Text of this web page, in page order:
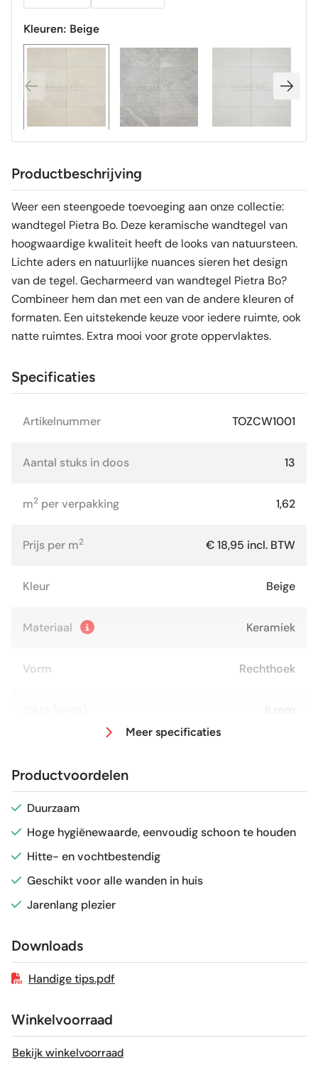
Kleuren: Beige
Productbeschrijving
Weer een steengoede toevoeging aan onze collectie:
wandtegel Pietra Bo. Deze keramische wandtegel van
hoogwaardige kwaliteit heeft de looks van natuursteen.
Lichte aders en natuurlijke nuances sieren het design
van de tegel. Gecharmeerd van wandtegel Pietra Bo?
Combineer hem dan met een van de andere kleuren of
formaten. Een uitstekende keuze voor iedere ruimte, ook
natte ruimtes. Extra mooi voor grote oppervlaktes.
Specificaties
Artikelnummer TOZCW1001
Aantal stuks in doos 13
m2 per verpakking 1,62
Prijs per m2 € 18,95 incl. BTW
Kleur Beige
Materiaal Keramiek
Vorm Rechthoek
Glans / Mat Mat
Gerectificeerd Nee
Vorstbestendig
Meer specificaties
Productvoordelen
Duurzaam
Hoge hygiënewaarde, eenvoudig schoon te houden
Hitte- en vochtbestendig
Geschikt voor alle wanden in huis
Jarenlang plezier
Downloads
Handige tips.pdf
Winkelvoorraad
Bekijk winkelvoorraad